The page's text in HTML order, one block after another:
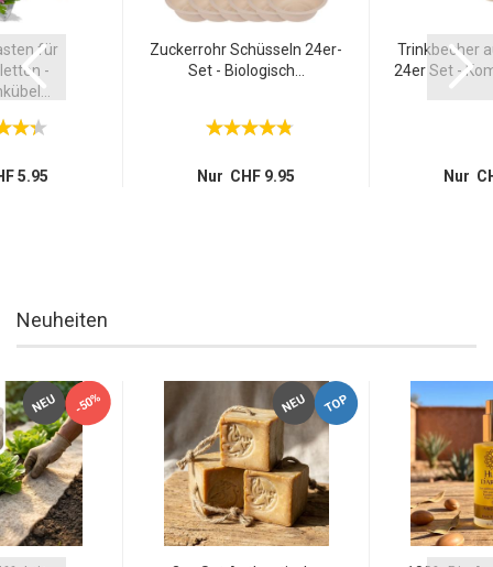
für
-
5.95
Zuckerrohr Schüsseln 24er-
Set - Biologisch...
Nur CHF 9.95
Trinkbecher
24er Set -
Nur
Neuheiten
NEU -50% NEU TOP